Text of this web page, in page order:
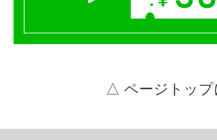
△ ページトップ